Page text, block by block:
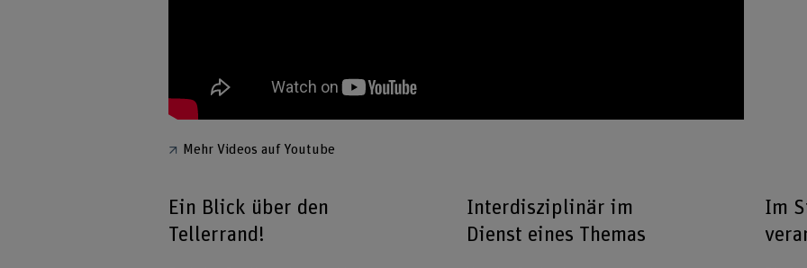
Mehr Videos auf Youtube
Ein Blick über den
Tellerrand!
Interdisziplinär im
Dienst eines Themas
Im